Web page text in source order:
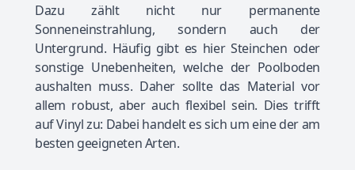
Dazu zählt nicht nur permanente
Sonneneinstrahlung, sondern auch der
Untergrund. Häufig gibt es hier Steinchen oder
sonstige Unebenheiten, welche der Poolboden
aushalten muss. Daher sollte das Material vor
allem robust, aber auch flexibel sein. Dies trifft
auf Vinyl zu: Dabei handelt es sich um eine der am
besten geeigneten Arten.